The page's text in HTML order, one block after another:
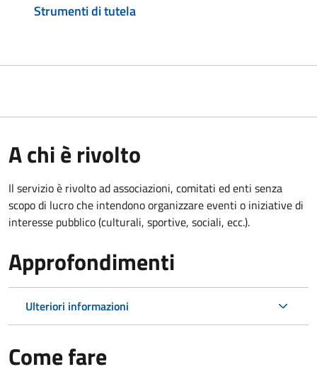
Strumenti di tutela
A chi è rivolto
Il servizio è rivolto ad associazioni, comitati ed enti senza
scopo di lucro che intendono organizzare eventi o iniziative di
interesse pubblico (culturali, sportive, sociali, ecc.).
Approfondimenti
Ulteriori informazioni
Come fare